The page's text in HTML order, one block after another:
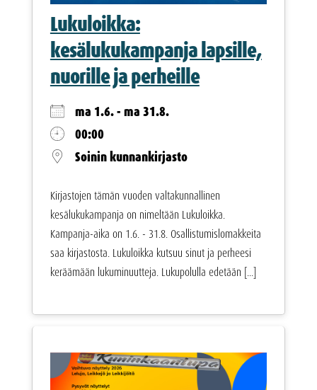
Lukuloikka:
kesälukukampanja lapsille,
nuorille ja perheille
ma 1.6. - ma 31.8.
00:00
Soinin kunnankirjasto
Kirjastojen tämän vuoden valtakunnallinen
kesälukukampanja on nimeltään Lukuloikka.
Kampanja-aika on 1.6. - 31.8. Osallistumislomakkeita
saa kirjastosta. Lukuloikka kutsuu sinut ja perheesi
keräämään lukuminuutteja. Lukupolulla edetään [...]